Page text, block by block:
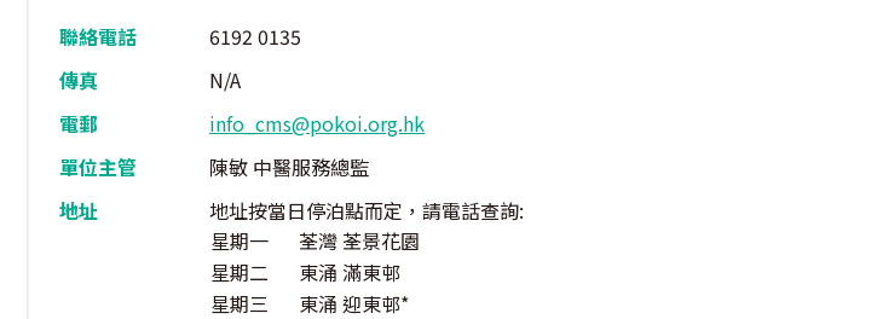
聯絡電話
6192 0135
傳真
N/A
電郵
info_cms@pokoi.org.hk
單位主管
陳敏 中醫服務總監
地址
地址按當日停泊點而定，請電話查詢:
星期一
荃灣 荃景花園
星期二
東涌 滿東邨
星期三
東涌 迎東邨*